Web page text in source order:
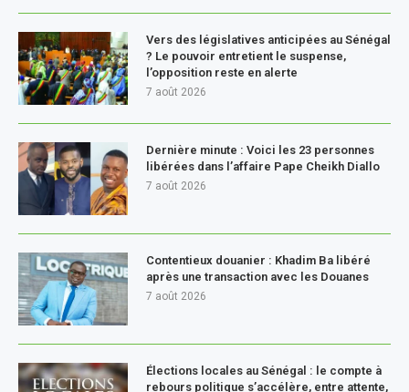
Vers des législatives anticipées au Sénégal
? Le pouvoir entretient le suspense,
l’opposition reste en alerte
7 août 2026
Dernière minute : Voici les 23 personnes
libérées dans l’affaire Pape Cheikh Diallo
7 août 2026
Contentieux douanier : Khadim Ba libéré
après une transaction avec les Douanes
7 août 2026
Élections locales au Sénégal : le compte à
rebours politique s’accélère, entre attente,